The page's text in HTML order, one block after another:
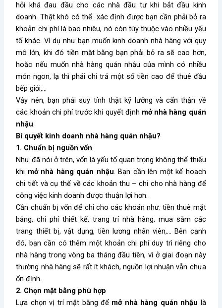
hỏi khá đau đầu cho các nhà đầu tư khi bắt đầu kinh
doanh. Thật khó có thể xác định được bạn cần phải bỏ ra
khoản chi phí là bao nhiêu, nó còn tùy thuộc vào nhiều yếu
tố khác. Ví dụ như bạn muốn kinh doanh nhà hàng với quy
mô lớn, khi đó tiền mặt bằng bạn phải bỏ ra sẽ cao hơn,
hoặc nếu muốn nhà hàng quán nhậu của mình có nhiều
món ngon, lạ thì phải chi trả một số tiền cao để thuê đầu
bếp giỏi,…
Vậy nên, bạn phải suy tính thật kỹ lưỡng và cẩn thận về
các khoản chi phí trước khi quyết định mở nhà hàng quán
nhậu.
Bí quyết kinh doanh nhà hàng quán nhậu?
1. Chuẩn bị nguồn vốn
Như đã nói ở trên, vốn là yếu tố quan trọng không thể thiếu
khi mở nhà hàng quán nhậu. Bạn cần lên một kế hoạch
chi tiết và cụ thể về các khoản thu – chi cho nhà hàng để
công việc kinh doanh được thuận lợi hơn.
Cần chuẩn bị vốn để chi cho các khoản như: tiền thuê mặt
bằng, chi phí thiết kế, trang trí nhà hàng, mua sắm các
trang thiết bị, vật dụng, tiền lương nhân viên,… Bên cạnh
đó, bạn cần có thêm một khoản chi phí duy trì riêng cho
nhà hàng trong vòng ba tháng đầu tiên, vì ở giai đoạn này
thường nhà hàng sẽ rất ít khách, nguồn lợi nhuận vẫn chưa
ổn định.
2. Chọn mặt bằng phù hợp
Lựa chọn vị trí mặt bằng để mở nhà hàng quán nhậu là